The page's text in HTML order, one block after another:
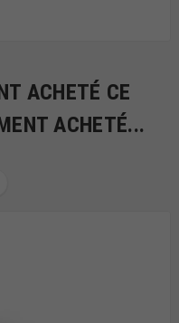
ACHETÉ CE
ACHETÉ...